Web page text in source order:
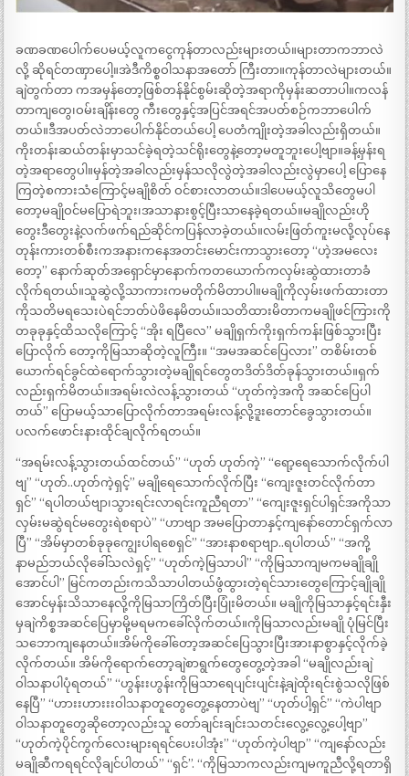
ခဏခဏပေါက်ပေမယ့်လူကငွေကုန်တာလည်းများတယ်။များတာကဘာလဲ
လို့ ဆိုရင်တဏှာပေါ့။အဲဒီကိစ္စဝါသနာအတော် ကြီးတာ။ကုန်တာလဲများတယ်။
ချဲတွက်တာ ကအမှန်တော့ဖြစ်တန်နိုင်စွမ်းဆိုတဲ့အရာကိုမှန်းဆတာပါ။ကလန်
တာကျတွေ၊ဝမ်းချိန်းတွေ ကီးတွေနှင့်အပြင်အရင်အပတ်စဉ်ကဘာပေါက်
တယ်။ဒီအပတ်လဲဘာပေါက်နိုင်တယ်ပေါ့ ပေတံကျိုးတဲ့အခါလည်းရှိတယ်။
ကိုးတန်းဆယ်တန်းမှာသင်ခဲ့ရတဲ့သင်ရိုးတွေနဲ့တော့မတူဘူးပေါ့ဗျာ။ခန့်မှန်းရ
တဲ့အရာတွေပါ။မှန်တဲ့အခါလည်းမှန်သလိုလွဲတဲ့အခါလည်းလွဲမှာပေါ့ ပြောနေ
ကြတဲ့စကားသံကြောင့်မချိုစိတ် ဝင်စားလာတယ်။ဒါပေမယ့်လူသိတွေမပါ
တော့မချိုဝင်မပြောရဲဘူး၊အသာနားစွင့်ပြီးသာနေခဲ့ရတယ်။မချိုလည်းဟို
တွေးဒီတွေးနဲ့လက်ဖက်ရည်ဆိုင်ကပြန်လာခဲ့တယ်။လမ်းဖြတ်ကူးမလို့လုပ်နေ
တုန်းကားတစ်စီးကအနားကနေအတင်းမောင်းကာသွားတော့ “ဟဲ့အမလေး
တော့” နောက်ဆုတ်အရှောင်မှာနောက်ကတယောက်ကလှမ်းဆွဲထားတာခံ
လိုက်ရတယ်။သူဆွဲလို့သာကားကမတိုက်မိတာပါ။မချိုကိုလှမ်းဖက်ထားတာ
ကိုသတိမရသေးပဲရင်ဘတ်ပဲဖိနေမိတယ်။သတိထားမိတာကမချိုဖင်ကြားကို
တခုခုနှင့်ထိသလိုကြောင့် “အိုး ရပြီလေ” မချိုရှက်ကိုးရှက်ကန်းဖြစ်သွားပြီး
ပြောလိုက် တော့ကိုမြသာဆိုတဲ့လူကြီး။ “အမအဆင်ပြေလား” တစိမ်းတစ်
ယောက်ရင်ခွင်ထဲရောက်သွားတဲ့မချိုရင်တွေတဒိတ်ဒိတ်ခုန်သွားတယ်။ရှက်
လည်းရှက်မိတယ်။အရမ်းလဲလန့်သွားတယ် “ဟုတ်ကဲ့အကို အဆင်ပြေပါ
တယ်” ပြောမယ့်သာပြောလိုက်တာအရမ်းလန့်လို့ဒူးတောင်ခွေသွားတယ်။
ပလက်ဖောင်းနားထိုင်ချလိုက်ရတယ်။
“အရမ်းလန့်သွားတယ်ထင်တယ်” “ဟုတ် ဟုတ်ကဲ့” “ရော့ရေသောက်လိုက်ပါ
ဗျ” “ဟုတ်..ဟုတ်ကဲ့ရှင့်” မချိုရေသောက်လိုက်ပြီး “ကျေးဇူးတင်လိုက်တာ
ရှင်” “ရပါတယ်ဗျာ၊သွားရင်းလာရင်းကူညီရတာ” “ကျေးဇူးရှင်ပါရှင်အကိုသာ
လှမ်းမဆွဲရင်မတွေးရဲစရာပဲ” “ဟာဗျာ အမပြောတာနှင့်ကျနော်တောင်ရှက်လာ
ပြီ” “အိမ်မှာတစ်ခုခုကျွေးပါရစေရှင်” “အားနာစရာဗျာ..ရပါတယ်” “အကို့
နာမည်ဘယ်လိုခေါ်သလဲရှင့်” “ဟုတ်ကဲ့မြသာပါ” “ကိုမြသာကျမကမချိုချို
အောင်ပါ” မြင်ကတည်းကသိသာပါတယ်ဖွံထွားတဲ့ရင်သားတွေကြောင့်ချိုချို
အောင်မှန်းသိသာနေလို့ကိုမြသာကြိတ်ပြီးပြုံးမိတယ်။ မချိုကိုမြသာနှင့်ရင်းနှီး
မှချဲကိစ္စအဆင်ပြေမှာမို့မရမကခေါ်လိုက်တယ်။ကိုမြသာလည်းမချို ပုံမြင်ပြီး
သဘောကျနေတယ်။အိမ်ကိုခေါ်တော့အဆင်ပြေသွားပြီးအားနာစွာနှင့်လိုက်ခဲ့
လိုက်တယ်။ အိမ်ကိုရောက်တော့ချဲစာရွက်တွေတွေ့တဲ့အခါ “မချိုလည်းချဲ
ဝါသနာပါပုံရတယ်” “ဟွန်းးဟွန်းကိုမြသာရေပျင်းပျင်းနဲ့ချဲထိုးရင်းစွဲသလိုဖြစ်
နေပြီ” “ဟားးဟားးးဝါသနာတူတွေတွေ့နေတာပဲဗျ” “ဟုတ်ပါ့ရှင်” “ကဲပါဗျာ
ဝါသနာတူတွေဆိုတော့လည်းသူ တော်ချင်းချင်းသတင်းလွေ့လွေ့ပေါ့ဗျာ”
“ဟုတ်ကဲ့ပိုင်ကွက်လေးများရရင်ပေးပါအုံး” “ဟုတ်ကဲ့ပါဗျာ” “ကျနော်လည်း
မချိုဆီကရရင်လိုချင်ပါတယ်” “ရှင်”. “ကိုမြသာကလည်းကျမကူညီလို့ရတာရှိ